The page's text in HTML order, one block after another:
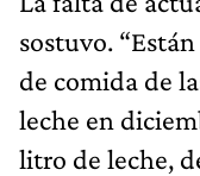
sostuvo.
de comida de
leche en
litro de leche,